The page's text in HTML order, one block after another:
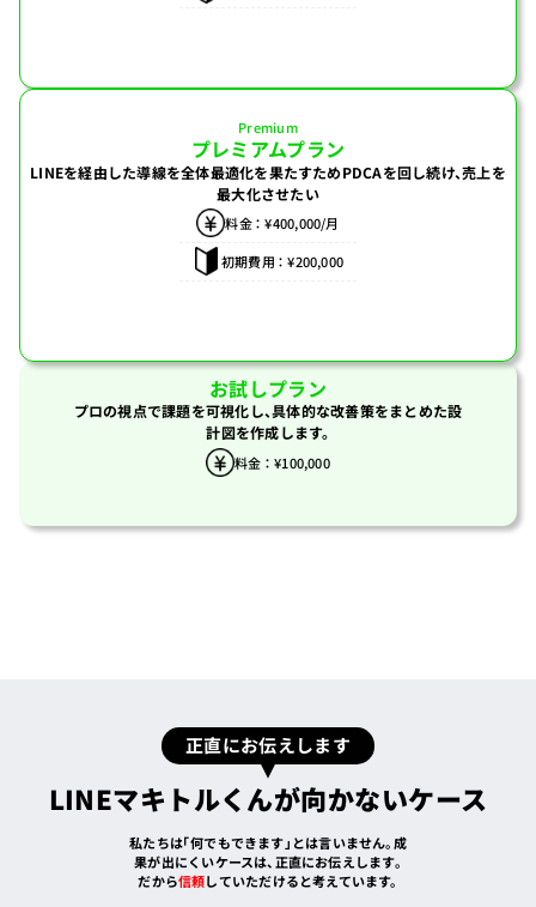
Premium
プレミアムプラン
LINEを経由した導線を全体最適化を果たすためPDCAを回し続け、売上を
最大化させたい
料金 ： ¥400,000/月
初期費用 ： ¥200,000
お試しプラン
プロの視点で課題を可視化し、具体的な改善策をまとめた設
計図を作成します。
料金 ： ¥100,000
正直にお伝えします
LINEマキトルくんが向かないケース
私たちは「何でもできます」とは言いません。成
果が出にくいケースは、正直にお伝えします。
だから信頼していただけると考えています。